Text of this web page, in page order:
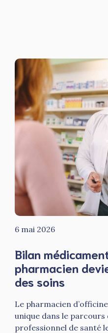
6 mai 2026
Bilan
pharmacien
des soins
Le pharmacien
unique dans le parcours
professionnel de santé